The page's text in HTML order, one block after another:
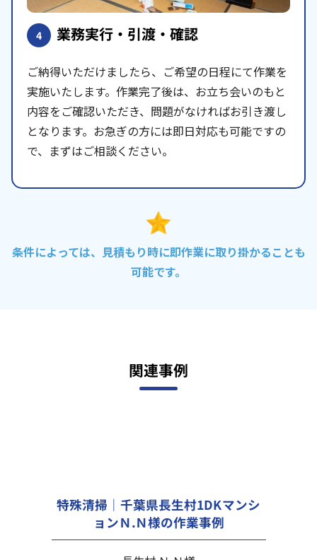
4 業務実行・引渡・確認
ご納得いただけましたら、ご希望の日程にて作業を
実施いたします。作業完了後は、お立ち会いのもと
内容をご確認いただき、問題がなければお引き渡し
となります。お急ぎの方には即日対応も可能ですの
で、まずはご相談ください。
条件によっては、見積もり時に即作業に取り掛かることも
可能です。
関連事例
特殊清掃｜千葉県長生村1DKマンシ
ョンＮ.Ｎ様の作業事例